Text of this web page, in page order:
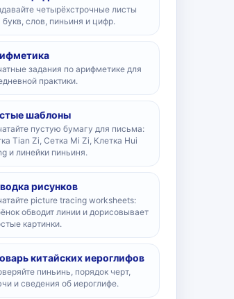
четырёхстрочные листы
букв, слов, пиньиня и цифр.
задания по арифметике для
практики.
шаблоны
пустую бумагу для письма:
Tian Zi, Сетка Mi Zi, Клетка Hui
и линейки пиньиня.
рисунков
picture tracing worksheets:
обводит линии и дорисовывает
картинки.
китайских иероглифов
пиньинь, порядок черт,
и сведения об иероглифе.